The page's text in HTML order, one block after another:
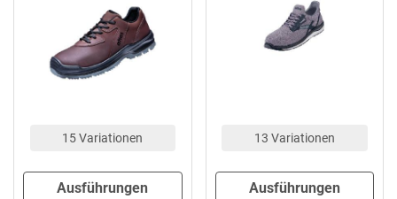
15 Variationen
Ausführungen
13 Variationen
Ausführungen